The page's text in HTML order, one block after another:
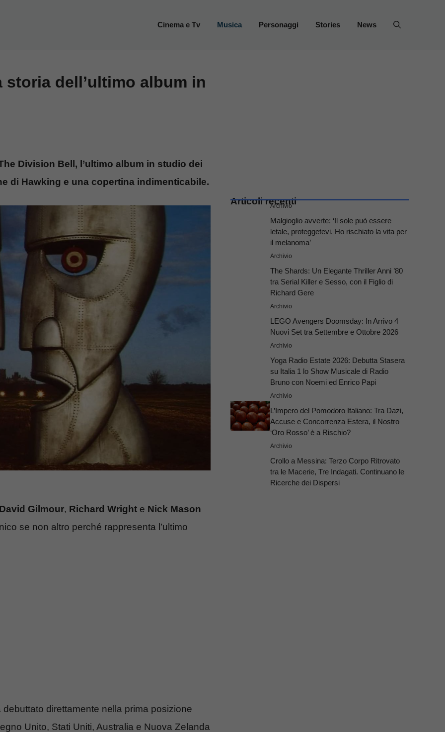
Cinema e Tv Musica Personaggi Stories News
dell’ultimo album in
Division Bell, l’ultimo album in studio dei
di Hawking e una copertina indimenticabile.
David Gilmour, Richard Wright e Nick Mason
se non altro perché rappresenta l’ultimo
direttamente nella prima posizione
Unito, Stati Uniti, Australia e Nuova Zelanda
Articoli recenti
Archivio
Malgioglio avverte: ‘Il sole può essere
letale, proteggetevi. Ho rischiato la vita per
il melanoma’
Archivio
The Shards: Un Elegante Thriller Anni ’80
tra Serial Killer e Sesso, con il Figlio di
Richard Gere
Archivio
LEGO Avengers Doomsday: In Arrivo 4
Nuovi Set tra Settembre e Ottobre 2026
Archivio
Yoga Radio Estate 2026: Debutta Stasera
su Italia 1 lo Show Musicale di Radio
Bruno con Noemi ed Enrico Papi
Archivio
L’Impero del Pomodoro Italiano: Tra Dazi,
Accuse e Concorrenza Estera, il Nostro
‘Oro Rosso’ è a Rischio?
Archivio
Crollo a Messina: Terzo Corpo Ritrovato
tra le Macerie, Tre Indagati. Continuano le
Ricerche dei Dispersi